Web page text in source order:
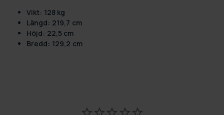
Vikt: 128 kg
Längd: 219,7 cm
Höjd: 22,5 cm
Bredd: 129,2 cm